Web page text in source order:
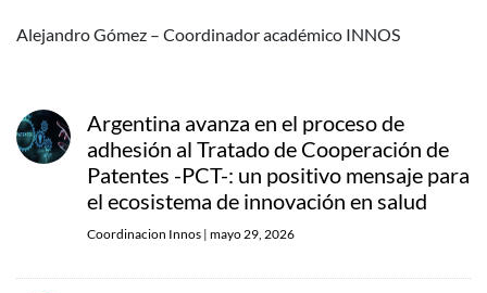
Alejandro Gómez – Coordinador académico INNOS
Argentina avanza en el proceso de
adhesión al Tratado de Cooperación de
Patentes -PCT-: un positivo mensaje para
el ecosistema de innovación en salud
Coordinacion Innos | mayo 29, 2026